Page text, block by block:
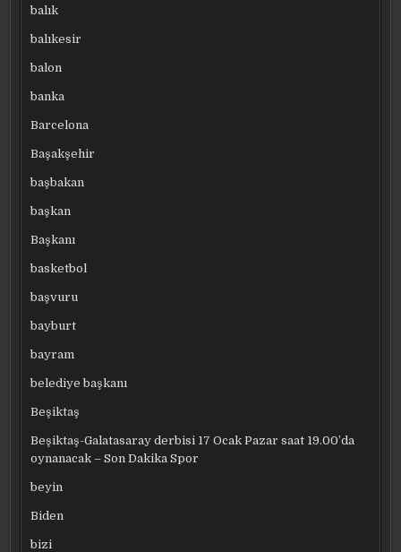
balık
balıkesir
balon
banka
Barcelona
Başakşehir
başbakan
başkan
Başkanı
basketbol
başvuru
bayburt
bayram
belediye başkanı
Beşiktaş
Beşiktaş-Galatasaray derbisi 17 Ocak Pazar saat 19.00’da
oynanacak – Son Dakika Spor
beyin
Biden
bizi